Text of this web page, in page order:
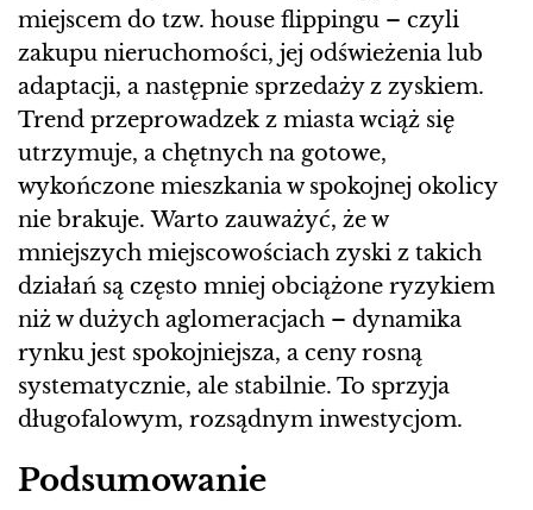
miejscem do tzw. house flippingu – czyli
zakupu nieruchomości, jej odświeżenia lub
adaptacji, a następnie sprzedaży z zyskiem.
Trend przeprowadzek z miasta wciąż się
utrzymuje, a chętnych na gotowe,
wykończone mieszkania w spokojnej okolicy
nie brakuje. Warto zauważyć, że w
mniejszych miejscowościach zyski z takich
działań są często mniej obciążone ryzykiem
niż w dużych aglomeracjach – dynamika
rynku jest spokojniejsza, a ceny rosną
systematycznie, ale stabilnie. To sprzyja
długofalowym, rozsądnym inwestycjom.
Podsumowanie